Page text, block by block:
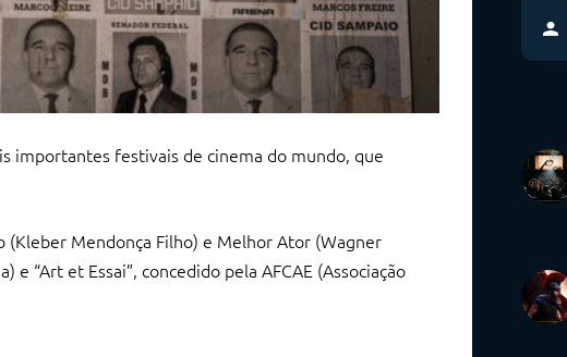
importantes festivais de cinema do mundo, que
(Kleber Mendonça Filho) e Melhor Ator (Wagner
“Art et Essai”, concedido pela AFCAE (Associação